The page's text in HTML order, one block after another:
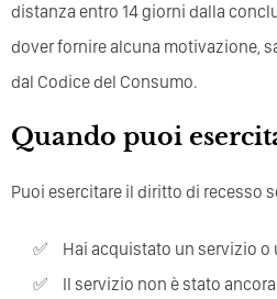
distanza entro 14 giorni dalla
dover fornire alcuna motivazione,
dal Codice del Consumo.
Quando puoi
Puoi esercitare il diritto di recesso
Hai acquistato un servizio
Il servizio non è stato